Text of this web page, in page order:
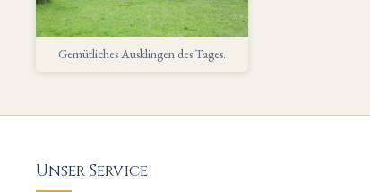
Gemütliches Ausklingen des Tages.
Unser Service